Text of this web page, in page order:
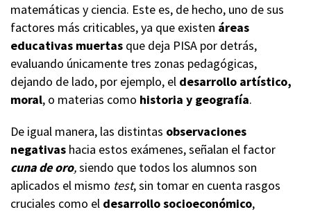
matemáticas y ciencia. Este es, de hecho, uno de sus
factores más criticables, ya que existen áreas
educativas muertas que deja PISA por detrás,
evaluando únicamente tres zonas pedagógicas,
dejando de lado, por ejemplo, el desarrollo artístico,
moral, o materias como historia y geografía.
De igual manera, las distintas observaciones
negativas hacia estos exámenes, señalan el factor
cuna de oro,siendo que todos los alumnos son
aplicados el mismo test, sin tomar en cuenta rasgos
cruciales como el desarrollo socioeconómico,